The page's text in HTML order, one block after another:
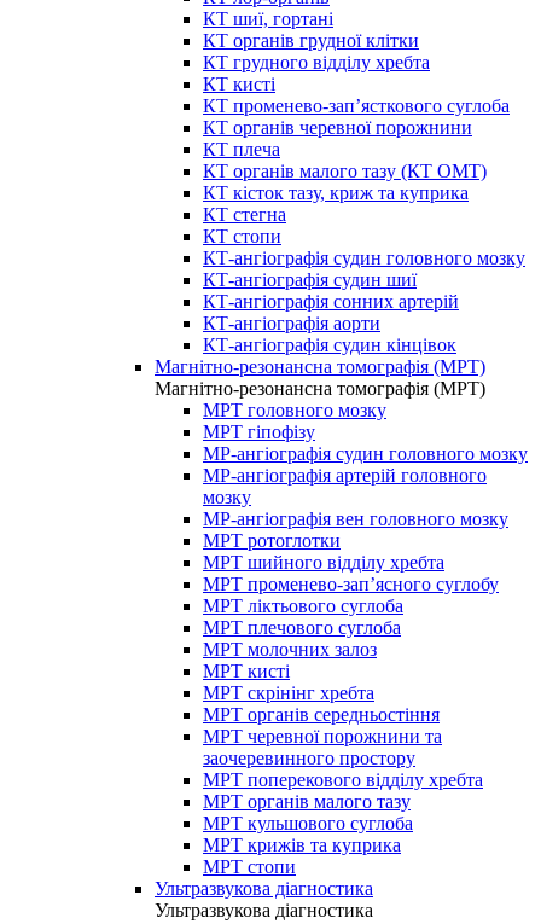
КТ шиї, гортані
КТ органів грудної клітки
КТ грудного відділу хребта
КТ кисті
КТ променево-зап’ясткового суглоба
КТ органів черевної порожнини
КТ плеча
КТ органів малого тазу (КТ ОМТ)
КТ кісток тазу, криж та куприка
КТ стегна
КТ стопи
КТ-ангіографія судин головного мозку
КТ-ангіографія судин шиї
КТ-ангіографія сонних артерій
КТ-ангіографія аорти
КТ-ангіографія судин кінцівок
Магнітно-резонансна томографія (МРТ)
Магнітно-резонансна томографія (МРТ)
МРТ головного мозку
МРТ гіпофізу
МР-ангіографія судин головного мозку
МР-ангіографія артерій головного
мозку
МР-ангіографія вен головного мозку
МРТ ротоглотки
МРТ шийного відділу хребта
МРТ променево-зап’ясного суглобу
МРТ ліктьового суглоба
МРТ плечового суглоба
МРТ молочних залоз
МРТ кисті
МРТ скрінінг хребта
МРТ органів середньостіння
МРТ черевної порожнини та
заочеревинного простору
МРТ поперекового відділу хребта
МРТ органів малого тазу
МРТ кульшового суглоба
МРТ крижів та куприка
МРТ стопи
Ультразвукова діагностика
Ультразвукова діагностика